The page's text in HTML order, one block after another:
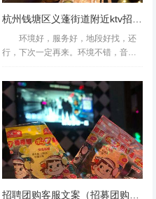
了积分，不然懒得写去过好
州桐庐县桐君街道附近ktv
个月上几天班
环境好，服务好，地段好找，还
行，下次一定再来。环境不错，音响
音蛮好的，除了有点旧，其他都还
好。效果一般，但是性价比很高，适
合聚会杭州钱塘区义蓬街道附近k...
招聘团购客服文案（招募团购客服岗位宣传文案）